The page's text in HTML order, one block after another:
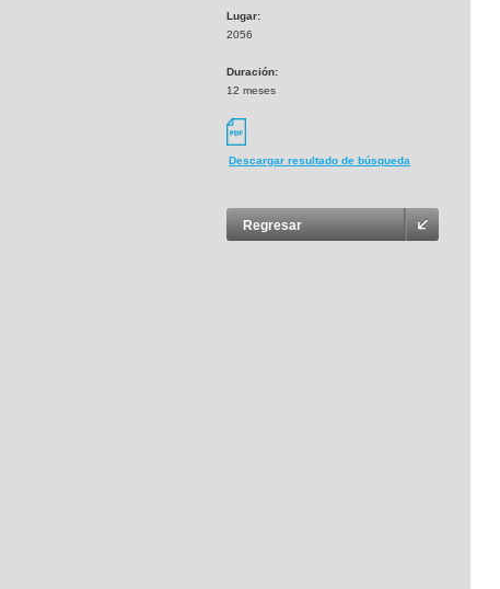
Lugar:
2056
Duración:
12 meses
Descargar resultado de búsqueda
Regresar